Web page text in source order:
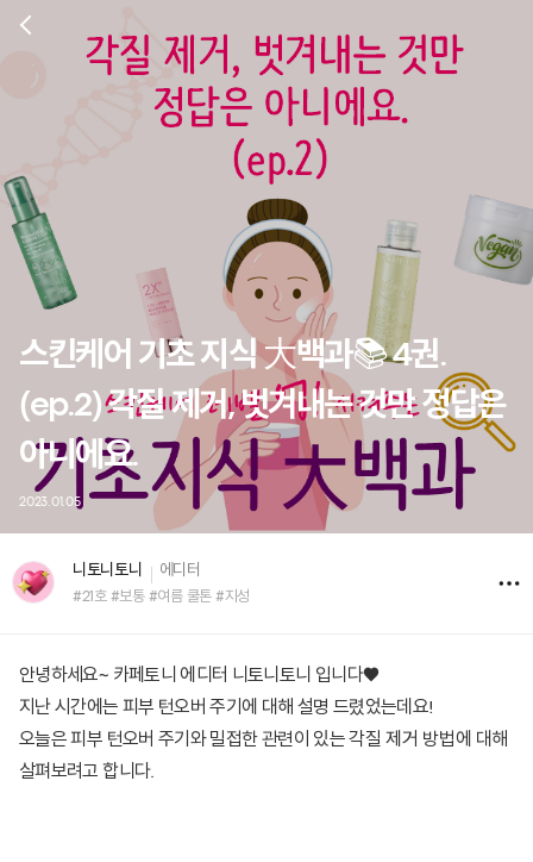
스킨케어 기초 지식 大백과📚 4권.
(ep.2) 각질 제거, 벗겨내는 것만 정답은
아니에요.
2023.01.05
니토니토니 에디터
#21호 #보통 #여름 쿨톤 #지성
안녕하세요~ 카페토니 에디터 니토니토니 입니다♥
지난 시간에는 피부 턴오버 주기에 대해 설명 드렸었는데요!
오늘은 피부 턴오버 주기와 밀접한 관련이 있는각질 제거 방법에 대해
살펴보려고 합니다.